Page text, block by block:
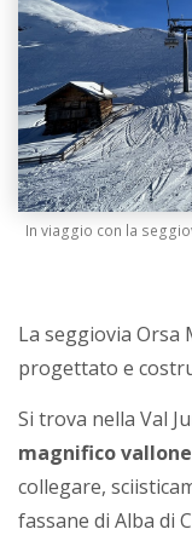
In viaggio con la
La seggiovia
progettato e
Si trova nella Val
magnifico
collegare,
fassane di Alba di